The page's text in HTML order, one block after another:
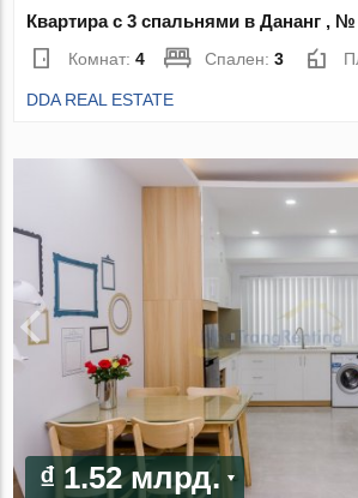
Квартира с 3 спальнями в Дананг , №
Комнат:4 Спален:3
DDA REAL ESTATE
₫ 1.52 млрд.